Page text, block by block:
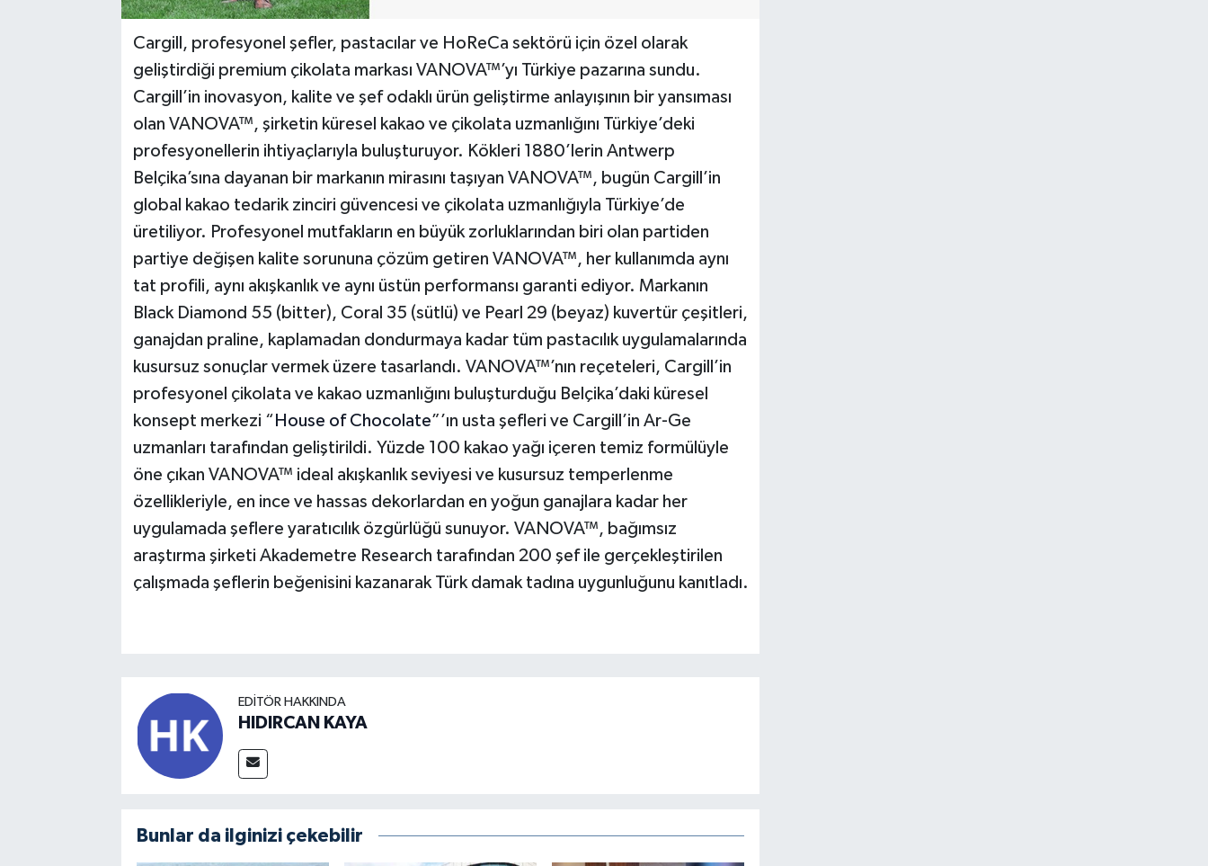
Cargill, profesyonel şefler, pastacılar ve HoReCa sektörü için özel olarak
geliştirdiği premium çikolata markası VANOVA™’yı Türkiye pazarına sundu.
Cargill’in inovasyon, kalite ve şef odaklı ürün geliştirme anlayışının bir yansıması
olan VANOVA™, şirketin küresel kakao ve çikolata uzmanlığını Türkiye’deki
profesyonellerin ihtiyaçlarıyla buluşturuyor. Kökleri 1880’lerin Antwerp
Belçika’sına dayanan bir markanın mirasını taşıyan VANOVA™, bugün Cargill’in
global kakao tedarik zinciri güvencesi ve çikolata uzmanlığıyla Türkiye’de
üretiliyor. Profesyonel mutfakların en büyük zorluklarından biri olan partiden
partiye değişen kalite sorununa çözüm getiren VANOVA™, her kullanımda aynı
tat profili, aynı akışkanlık ve aynı üstün performansı garanti ediyor. Markanın
Black Diamond 55 (bitter), Coral 35 (sütlü) ve Pearl 29 (beyaz) kuvertür çeşitleri,
ganajdan praline, kaplamadan dondurmaya kadar tüm pastacılık uygulamalarında
kusursuz sonuçlar vermek üzere tasarlandı. VANOVA™’nın reçeteleri, Cargill’in
profesyonel çikolata ve kakao uzmanlığını buluşturduğu Belçika’daki küresel
konsept merkezi “ House of Chocolate”’ın usta şefleri ve Cargill’in Ar-Ge
uzmanları tarafından geliştirildi. Yüzde 100 kakao yağı içeren temiz formülüyle
öne çıkan VANOVA™ ideal akışkanlık seviyesi ve kusursuz temperlenme
özellikleriyle, en ince ve hassas dekorlardan en yoğun ganajlara kadar her
uygulamada şeflere yaratıcılık özgürlüğü sunuyor. VANOVA™, bağımsız
araştırma şirketi Akademetre Research tarafından 200 şef ile gerçekleştirilen
çalışmada şeflerin beğenisini kazanarak Türk damak tadına uygunluğunu kanıtladı.
EDITÖR HAKKINDA
HIDIRCAN KAYA
Bunlar da ilginizi çekebilir